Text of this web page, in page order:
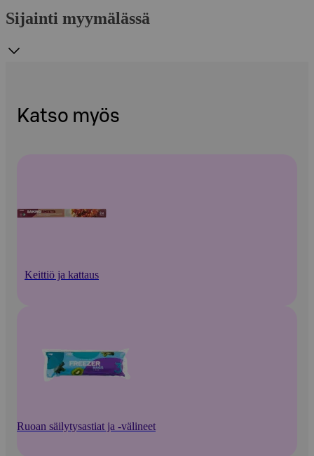
Sijainti myymälässä
Katso myös
Keittiö ja kattaus
Ruoan säilytysastiat ja -välineet